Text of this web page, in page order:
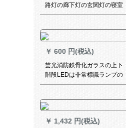
路灯の廊下灯の玄関灯の寝室
灯の暖かいロマンチックな陽
【昇格アクリルモデル】28
cmの双色光24 W 8-12㎡が適
しています。
￥ 600 円(税込)
芸光消防鉄骨化ガラスの上下
階段LEDは非常標識ランプの
安全出口の避難指示灯の高輝
ます。
￥ 1,432 円(税込)